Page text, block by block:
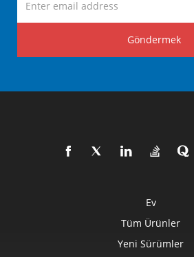
Göndermek
Ev
Tüm Ürünler
Yeni Sürümler